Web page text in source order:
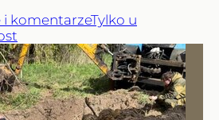
i komentarzeTylko u